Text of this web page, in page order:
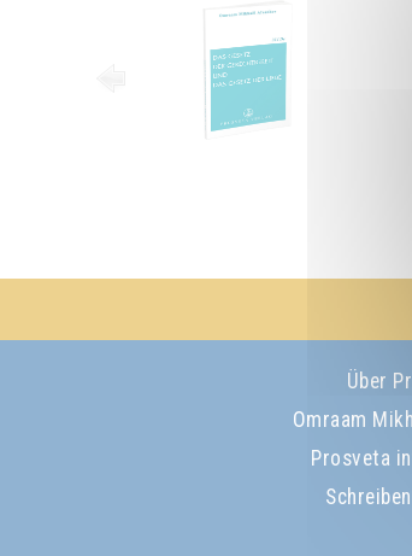
Über
Omraam
Prosveta